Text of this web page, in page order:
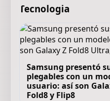
Tecnologia
Samsung presentó
plegables con un
usuario: así son
Fold8 y Flip8